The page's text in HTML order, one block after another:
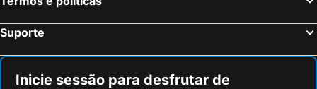
Suporte
Inicie sessão para desfrutar de